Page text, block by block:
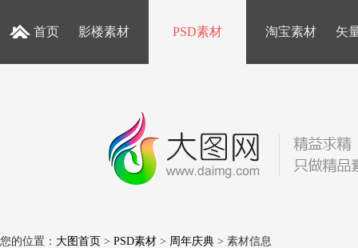
首页 影楼素材 PSD素材 淘宝素材 矢
您的位置： 大图首页 > PSD素材 > 周年庆典 > 素材信息